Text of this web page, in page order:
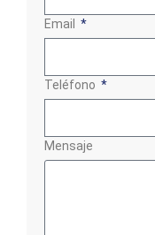
Email
Teléfono
Mensaje